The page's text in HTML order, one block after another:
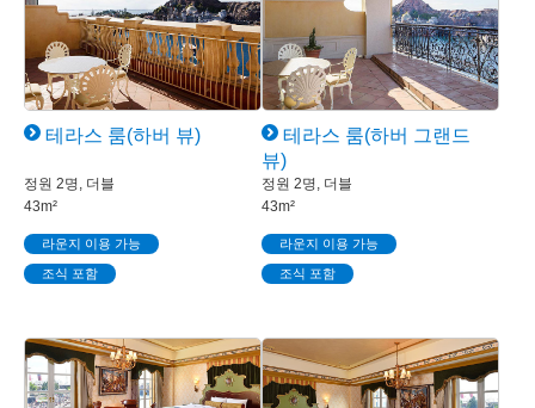
테라스 룸(하버 뷰)
정원 2명, 더블
43m²
라운지 이용 가능
조식 포함
테라스 룸(하버 그랜드
뷰)
정원 2명, 더블
43m²
라운지 이용 가능
조식 포함